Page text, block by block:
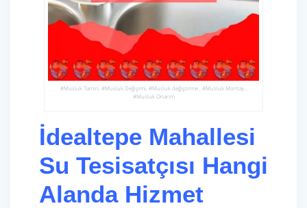
#Musluk Tamiri, #Musluk Değişimi, #Musluk değiştirme , #Musluk Montajı ,
#Musluk Onarım
İdealtepe Mahallesi
Su Tesisatçısı Hangi
Alanda Hizmet